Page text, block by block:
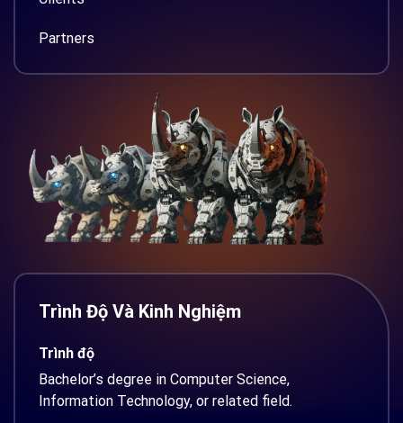
Partners
Trình Độ Và Kinh Nghiệm
Trình độ
Bachelor’s degree in Computer Science,
Information Technology, or related field.